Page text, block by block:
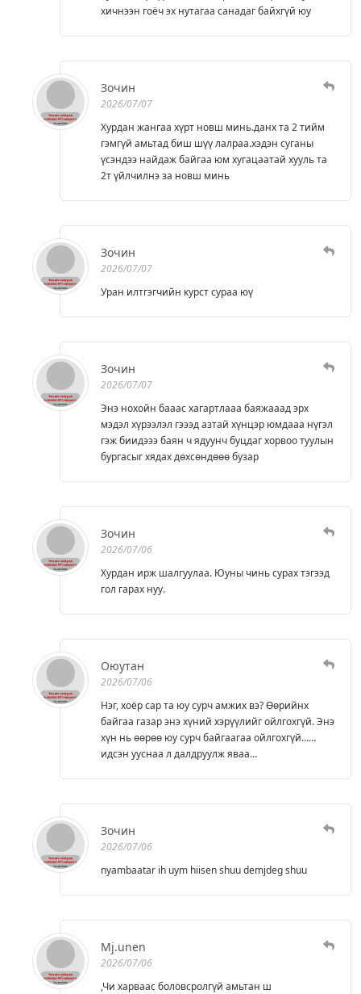
хичнээн гоёч эх нутагаа санадаг байхгүй юу
Зочин
2026/07/07
Хурдан жангаа хүрт новш минь.данх та 2 тийм
гэмгүй амьтад биш шүү лалраа.хэдэн суганы
үсэндээ найдаж байгаа юм хугацаатай хууль та
2т үйлчилнэ за новш минь
Зочин
2026/07/07
Уран илтгэгчийн курст сураа юү
Зочин
2026/07/07
Энэ нохойн бааас хагартлааа баяжааад эрх
мэдэл хүрээлэл гэээд азтай хүнцэр юмдааа нүгэл
гэж биидэээ баян ч ядуунч буцдаг хорвоо туулын
бургасыг хядах дөхсөндөөө бузар
Зочин
2026/07/06
Хурдан ирж шалгуулаа. Юуны чинь сурах тэгээд
гол гарах нуу.
Оюутан
2026/07/06
Нэг, хоёр сар та юу сурч амжих вэ? Өөрийнх
байгаа газар энэ хүний хэрүүлийг ойлгохгүй. Энэ
хүн нь өөрөө юу сурч байгаагаа ойлгохгүй……
идсэн ууснаа л далдруулж яваа…
Зочин
2026/07/06
nyambaatar ih uym hiisen shuu demjdeg shuu
Mj.unen
2026/07/06
,Чи харваас боловсролгүй амьтан ш